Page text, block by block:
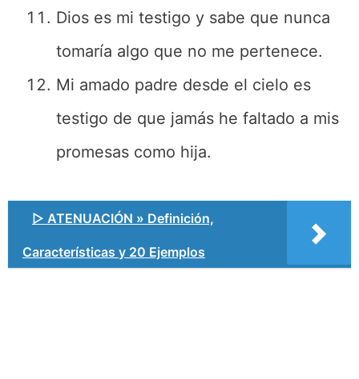
Dios es mi testigo y sabe que nunca
tomaría algo que no me pertenece.
Mi amado padre desde el cielo es
testigo de que jamás he faltado a mis
promesas como hija.
▷ ATENUACIÓN » Definición,
Características y 20 Ejemplos